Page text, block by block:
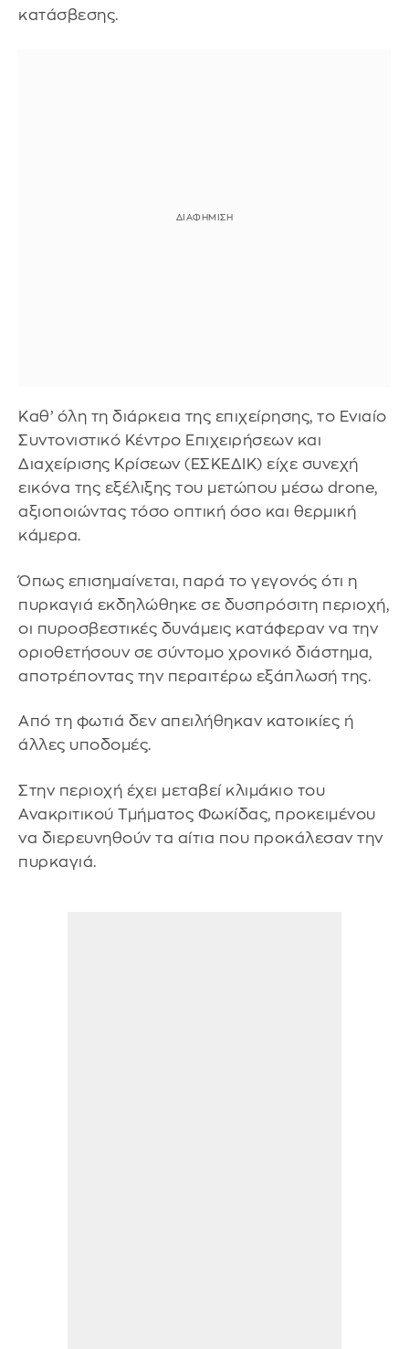
κατάσβεσης.
Καθ’ όλη τη διάρκεια της επιχείρησης, το Ενιαίο
Συντονιστικό Κέντρο Επιχειρήσεων και
Διαχείρισης Κρίσεων (ΕΣΚΕΔΙΚ) είχε συνεχή
εικόνα της εξέλιξης του μετώπου μέσω drone,
αξιοποιώντας τόσο οπτική όσο και θερμική
κάμερα.
Όπως επισημαίνεται, παρά το γεγονός ότι η
πυρκαγιά εκδηλώθηκε σε δυσπρόσιτη περιοχή,
οι πυροσβεστικές δυνάμεις κατάφεραν να την
οριοθετήσουν σε σύντομο χρονικό διάστημα,
αποτρέποντας την περαιτέρω εξάπλωσή της.
Από τη φωτιά δεν απειλήθηκαν κατοικίες ή
άλλες υποδομές.
Στην περιοχή έχει μεταβεί κλιμάκιο του
Ανακριτικού Τμήματος Φωκίδας, προκειμένου
να διερευνηθούν τα αίτια που προκάλεσαν την
πυρκαγιά.